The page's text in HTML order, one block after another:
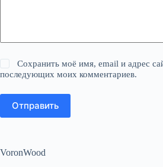
Сохранить моё имя, email и адрес
последующих моих комментариев.
Отправить
VoronWood